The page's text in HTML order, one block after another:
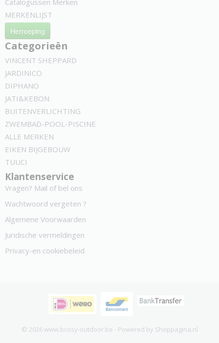
Catalogussen Merken
MERKENLIJST
Herroeping
Categorieën
VINCENT SHEPPARD
JARDINICO
DIPHANO
JATI&KEBON
BUITENVERLICHTING
ZWEMBAD-POOL-PISCINE
ALLE MERKEN
EIKEN BIJGEBOUW
TUUCI
Klantenservice
Vragen? Mail of bel ons
Wachtwoord vergeten ?
Algemene Voorwaarden
Juridische vermeldingen
Privacy-en cookiebeleid
© 2026 www.bcosy-outdoor.be - Powered by Shoppagina.nl